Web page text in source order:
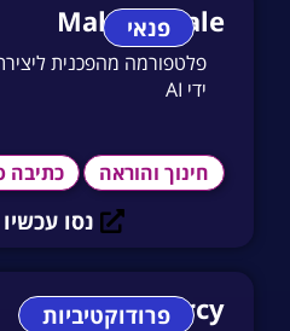
פנאי
MakeMyTale
פלטפורמה מהפכנית
ידי AI
חינוך והוראה כתיבה
נסו
פרודוקטיביות
Scholarcy